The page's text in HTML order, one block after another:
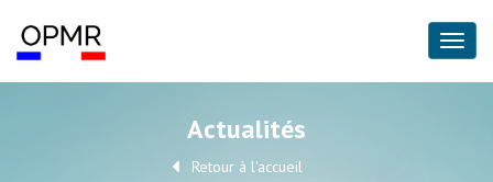
Actualités
Retour à l'accueil